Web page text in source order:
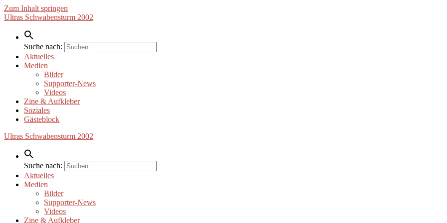
Zum Inhalt springen
Ultras Schwabensturm 2002
Suche nach:
Aktuelles
Medien
Bilder
Supporter-News
Videos
Zine & Aufkleber
Soziales
Gästeblock
Ultras Schwabensturm 2002
Suche nach:
Aktuelles
Medien
Bilder
Supporter-News
Videos
Zine & Aufkleber